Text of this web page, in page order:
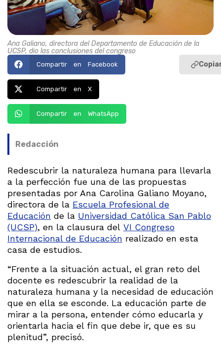
Ana Galiano, directora del Departamento de Educación de la
UCSP, dio las conclusiones del congreso
Compartir en Facebook
Compartir en X
Compartir en WhatsApp
Redacción
Redescubrir la naturaleza humana para llevarla
a la perfección fue una de las propuestas
presentadas por Ana Carolina Galiano Moyano,
directora de la Escuela Profesional de
Educación de la Universidad Católica San Pablo
(UCSP), en la clausura del VI Congreso
Internacional de Educación realizado en esta
casa de estudios.
“Frente a la situación actual, el gran reto del
docente es redescubrir la realidad de la
naturaleza humana y la necesidad de educación
que en ella se esconde. La educación parte de
mirar a la persona, entender cómo educarla y
orientarla hacia el fin que debe ir, que es su
plenitud”, precisó.